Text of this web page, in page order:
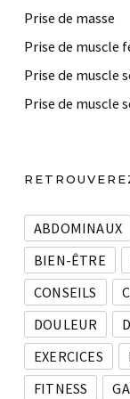
Prise de masse
Prise de muscle
Prise de muscle
Prise de muscle
ABDOMINAUX
BIEN-ÊTRE
CONSEILS
DOULEUR
EXERCICES
FITNESS